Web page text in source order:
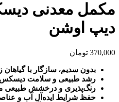
مکمل معدنی
دیپ اوشن
370,000 تومان
بدون سدیم، سازگار با گیاهان
رشد طبیعی و سلامت
رنگ‌پذیری و درخشش طبیعی
حفظ شرایط ایده‌آل آب و